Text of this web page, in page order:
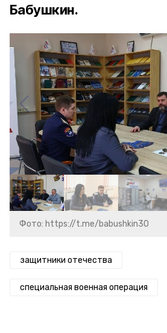
Бабушкин.
Фото: https://t.me/babushkin30
защитники отечества
специальная военная операция